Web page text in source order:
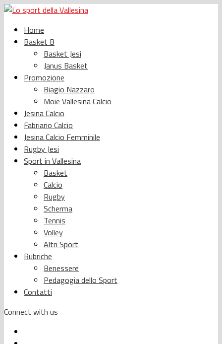
Home
Basket B
Basket Jesi
Janus Basket
Promozione
Biagio Nazzaro
Moie Vallesina Calcio
Jesina Calcio
Fabriano Calcio
Jesina Calcio Femminile
Rugby Jesi
Sport in Vallesina
Basket
Calcio
Rugby
Scherma
Tennis
Volley
Altri Sport
Rubriche
Benessere
Pedagogia dello Sport
Contatti
Connect with us